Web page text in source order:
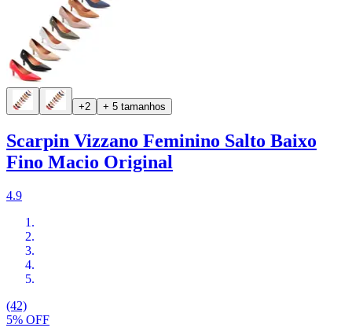
+2 + 5 tamanhos
Scarpin Vizzano Feminino Salto Baixo
Fino Macio Original
4.9
(42)
5% OFF